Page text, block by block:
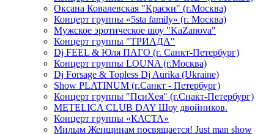
Оксана Ковалевская "Краски" (г.Москва)
Концерт группы «5sta family» (г. Москва)
Мужское эротическое шоу "KaZanova"
Концерт группы "ТРИАДА"
Dj FEEL & Юля ПАГО (г. Санкт-Петербург)
Концерт группы LOUNA (г.Москва)
Dj Forsage & Topless Dj Aurika (Ukraine)
Show PLATINUM (г.Санкт - Петербург)
Концерт группы "ПсиХея" (г.Снакт-Петербург)
METELICA CLUB DAY Шоу двойников.
Концерт группы «КАСТА»
Милым Женщинам посвящается! Just man show